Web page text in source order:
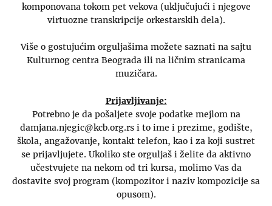
komponovana tokom pet vekova (uključujući i njegove
virtuozne transkripcije orkestarskih dela).
Više o gostujućim orguljašima možete saznati na sajtu
Kulturnog centra Beograda ili na ličnim stranicama
muzičara.
Prijavljivanje:
Potrebno je da pošaljete svoje podatke mejlom na
damjana.njegic@kcb.org.rs i to ime i prezime, godište,
škola, angažovanje, kontakt telefon, kao i za koji sustret
se prijavljujete. Ukoliko ste orguljaš i želite da aktivno
učestvujete na nekom od tri kursa, molimo Vas da
dostavite svoj program (kompozitor i naziv kompozicije sa
opusom).